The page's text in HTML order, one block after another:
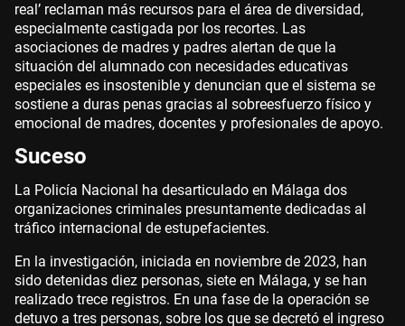
real’ reclaman más recursos para el área de diversidad,
especialmente castigada por los recortes. Las
asociaciones de madres y padres alertan de que la
situación del alumnado con necesidades educativas
especiales es insostenible y denuncian que el sistema se
sostiene a duras penas gracias al sobreesfuerzo físico y
emocional de madres, docentes y profesionales de apoyo.
Suceso
La Policía Nacional ha desarticulado en Málaga dos
organizaciones criminales presuntamente dedicadas al
tráfico internacional de estupefacientes.
En la investigación, iniciada en noviembre de 2023, han
sido detenidas diez personas, siete en Málaga, y se han
realizado trece registros. En una fase de la operación se
detuvo a tres personas, sobre los que se decretó el ingreso